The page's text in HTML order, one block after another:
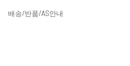
배송/반품/AS안내